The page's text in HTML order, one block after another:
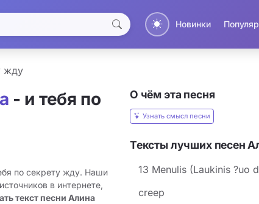
Новинки
жду
- и тебя по
по секрету жду. Наши
в интернете,
текст песни Алина
О чём эта песня
Узнать смысл песни
Тексты лучших песен
13 Menulis (Laukinis ?uo
creep